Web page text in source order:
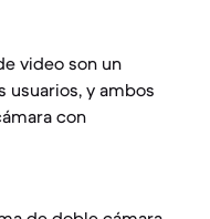
video son un
usuarios, y ambos
con